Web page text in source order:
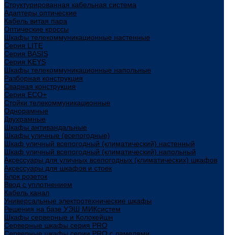
Структурированная кабельная система
Адаптеры оптические
Кабель витая пара
Оптические кроссы
Шкафы телекоммуникационные настенные
Cерия LITE
Cерия BASIS
Cерия KEYS
Шкафы телекоммуникационные напольные
Разборная конструкция
Сварная конструкция
Серия ECO+
Стойки телекоммуникационные
Однорамные
Двухрамные
Шкафы антивандальные
Шкафы уличные (всепогодные)
Шкаф уличный всепогодный (климатический) настенный
Шкаф уличный всепогодный (климатический) напольный
Аксессуары для уличных всепогодных (климатических) шкафов
Аксессуары для шкафов и стоек
Блок розеток
Ввод с уплотнением
Кабель канал
Универсальные электротехнические шкафы
Решения на базе УЭШ МИКсистем
Шкафы серверные и Колокейшн
Серверные шкафы серия PRO